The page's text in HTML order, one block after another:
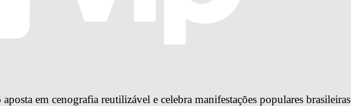
em cenografia reutilizável e celebra manifestações populares brasileiras